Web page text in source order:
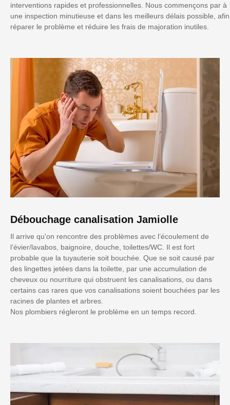
interventions rapides et professionnelles. Nous commençons par à
une inspection minutieuse et dans les meilleurs délais possible, afin
réparer le problème et réduire les frais de majoration inutiles.
Débouchage canalisation Jamiolle
Il arrive qu'on rencontre des problèmes avec l’écoulement de
l’évier/lavabos, baignoire, douche, toilettes/WC. Il est fort
probable que la tuyauterie soit bouchée. Que se soit causé par
des lingettes jetées dans la toilette, par une accumulation de
cheveux ou nourriture qui obstruent les canalisations, ou dans
certains cas rares que vos canalisations soient bouchées par les
racines de plantes et arbres.
Nos plombiers régleront le problème en un temps record.